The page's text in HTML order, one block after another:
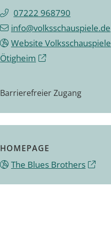
07222 968790
info@volksschauspiele.de
Website Volksschauspiele
Ötigheim
Barrierefreier Zugang
HOMEPAGE
The Blues Brothers